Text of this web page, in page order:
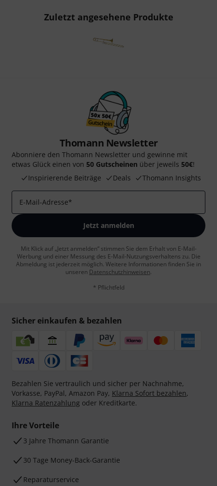
Zuletzt angesehene Produkte
Thomann Newsletter
Abonniere den Thomann Newsletter und gewinne mit
etwas Glück einen von 50 Gutscheinen über jeweils 50€!
Inspirierende Beiträge
Deals Thomann Insights
E-Mail-Adresse*
Jetzt anmelden
Mit Klick auf „Jetzt anmelden“ stimmen Sie dem Erhalt von E-Mail-
Werbung und einer Messung des E-Mail-Nutzungsverhaltens zu. Die
Abmeldung ist jederzeit möglich. Weitere Informationen finden Sie in
unseren Datenschutzhinweisen.
* Pflichtfeld
Sicher einkaufen & bezahlen
Bezahlen Sie vertraulich und sicher per Nachnahme,
Vorkasse, PayPal, Amazon Pay, Klarna Sofort bezahlen,
Klarna Ratenzahlung oder Kreditkarte.
Ihre Vorteile
3 Jahre Thomann Garantie
30 Tage Money-Back-Garantie
Reparaturservice